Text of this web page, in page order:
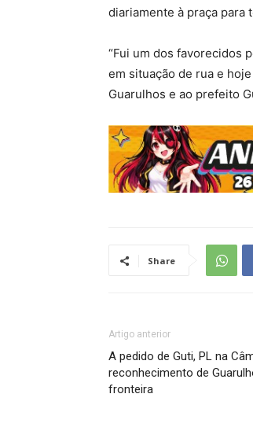
diariamente à praça para
“Fui um dos favorecidos
em situação de rua e
Guarulhos e ao prefeito
Share
Artigo anterior
A pedido de Guti, PL na
reconhecimento de
fronteira